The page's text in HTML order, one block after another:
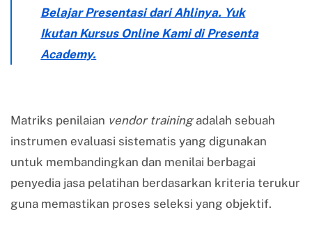
Belajar Presentasi dari Ahlinya. Yuk
Ikutan Kursus Online Kami di Presenta
Academy.
Matriks penilaian vendor trainingadalah sebuah
instrumen evaluasi sistematis yang digunakan
untuk membandingkan dan menilai berbagai
penyedia jasa pelatihan berdasarkan kriteria terukur
guna memastikan proses seleksi yang objektif.